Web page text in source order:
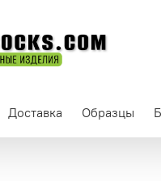
Доставка Образцы